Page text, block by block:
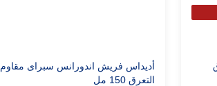
أديداس فريش اندورانس سبراى مقاوم
التعرق 150 مل